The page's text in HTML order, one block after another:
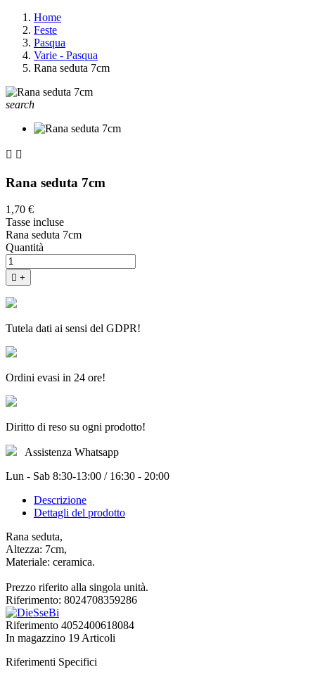
Home
Feste
Pasqua
Varie - Pasqua
Rana seduta 7cm
search
 
Rana seduta 7cm
1,70 €
Tasse incluse
Rana seduta 7cm
Quantità
 +
Tutela dati ai sensi del GDPR!
Ordini evasi in 24 ore!
Diritto di reso su ogni prodotto!
Assistenza Whatsapp
Lun - Sab 8:30-13:00 / 16:30 - 20:00
Descrizione
Dettagli del prodotto
Rana seduta,
Altezza: 7cm,
Materiale: ceramica.
Prezzo riferito alla singola unità.
Riferimento: 8024708359286
Riferimento 4052400618084
In magazzino 19 Articoli
Riferimenti Specifici